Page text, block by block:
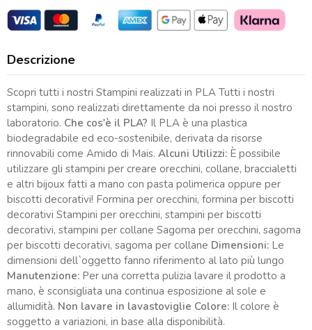
Descrizione
Scopri tutti i nostri Stampini realizzati in PLA Tutti i nostri
stampini, sono realizzati direttamente da noi presso il nostro
laboratorio. Che cos'è il PLA? Il PLA è una plastica
biodegradabile ed eco-sostenibile, derivata da risorse
rinnovabili come Amido di Mais. Alcuni Utilizzi: È possibile
utilizzare gli stampini per creare orecchini, collane, braccialetti
e altri bijoux fatti a mano con pasta polimerica oppure per
biscotti decorativi! Formina per orecchini, formina per biscotti
decorativi Stampini per orecchini, stampini per biscotti
decorativi, stampini per collane Sagoma per orecchini, sagoma
per biscotti decorativi, sagoma per collane Dimensioni: Le
dimensioni dell`oggetto fanno riferimento al lato più lungo
Manutenzione: Per una corretta pulizia lavare il prodotto a
mano, è sconsigliata una continua esposizione al sole e
allumidità. Non lavare in lavastoviglie Colore: Il colore è
soggetto a variazioni, in base alla disponibilità.